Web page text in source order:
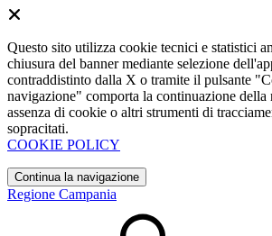
Questo sito utilizza cookie tecnici e statistici
chiusura del banner mediante selezione
contraddistinto dalla X o tramite il pulsante
navigazione" comporta la continuazione della
assenza di cookie o altri strumenti di
sopracitati.
COOKIE POLICY
Continua la navigazione
Regione Campania